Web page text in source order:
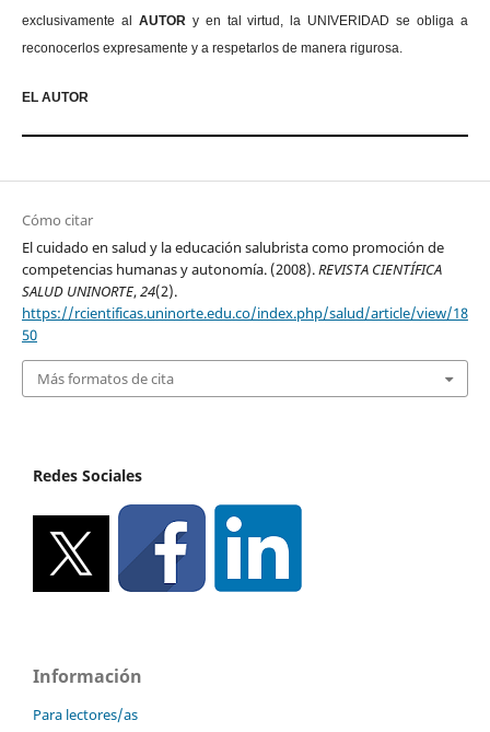
exclusivamente al AUTOR y en tal virtud, la UNIVERIDAD se obliga a
reconocerlos expresamente y a respetarlos de manera rigurosa.
EL AUTOR
Cómo citar
El cuidado en salud y la educación salubrista como promoción de
competencias humanas y autonomía. (2008).REVISTA CIENTÍFICA
SALUD UNINORTE,24(2).
https://rcientificas.uninorte.edu.co/index.php/salud/article/view/18
50
Más formatos de cita
Redes Sociales
Información
Para lectores/as